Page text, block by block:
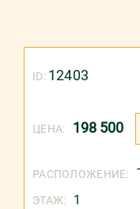
ЦЕНА: 198 500
ID: 12403
РАСПОЛОЖЕНИЕ:
ЭТАЖ: 1